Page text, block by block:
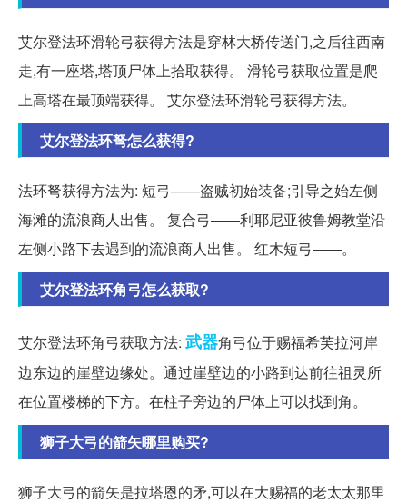
艾尔登法环滑轮弓获得方法是穿林大桥传送门,之后往西南
走,有一座塔,塔顶尸体上拾取获得。 滑轮弓获取位置是爬
上高塔在最顶端获得。 艾尔登法环滑轮弓获得方法。
艾尔登法环弩怎么获得?
法环弩获得方法为: 短弓——盗贼初始装备;引导之始左侧
海滩的流浪商人出售。 复合弓——利耶尼亚彼鲁姆教堂沿
左侧小路下去遇到的流浪商人出售。 红木短弓——。
艾尔登法环角弓怎么获取?
艾尔登法环角弓获取方法: 武器角弓位于赐福希芙拉河岸
边东边的崖壁边缘处。通过崖壁边的小路到达前往祖灵所
在位置楼梯的下方。在柱子旁边的尸体上可以找到角。
狮子大弓的箭矢哪里购买?
狮子大弓的箭矢是拉塔恩的矛,可以在大赐福的老太太那里